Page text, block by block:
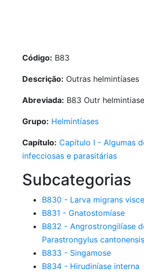
Código: B83
Descrição: Outras helmintíases
Abreviada: B83 Outr
Grupo: Helmintíases
Capítulo: Capítulo I - Algumas
infecciosas e parasitárias
Subcategorias
B830 - Larva migrans
B831 - Gnatostomíase
B832 - Angrostrongilíase
Parastrongylus cantonensis
B833 - Singamose
B834 - Hirudiníase interna